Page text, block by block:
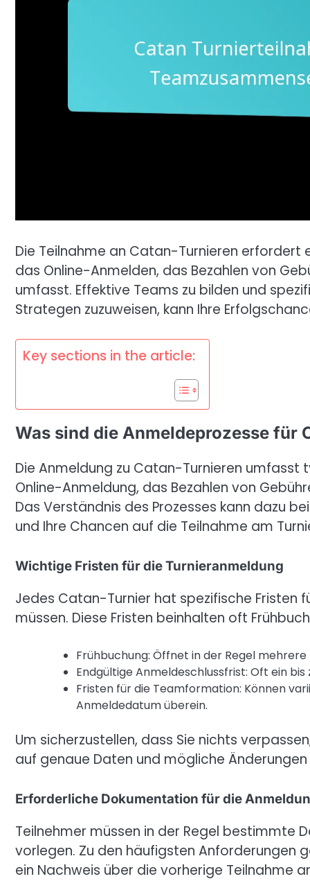
Die Teilnahme an Catan-Turnieren erfordert
das Online-Anmelden, das Bezahlen von
umfasst. Effektive Teams zu bilden und
Strategen zuzuweisen, kann Ihre
Key sections in the article:
Was sind die Anmeldeprozesse für
Die Anmeldung zu Catan-Turnieren
Online-Anmeldung, das Bezahlen von
Das Verständnis des Prozesses kann dazu
und Ihre Chancen auf die Teilnahme am
Wichtige Fristen für die Turnieranmeldung
Jedes Catan-Turnier hat spezifische Fristen
müssen. Diese Fristen beinhalten oft
Frühbuchung: Öffnet in der Regel
Endgültige Anmeldeschlussfrist: Oft ein
Fristen für die Teamformation: Können
Anmeldedatum überein.
Um sicherzustellen, dass Sie nichts
auf genaue Daten und mögliche
Erforderliche Dokumentation für die
Teilnehmer müssen in der Regel bestimmte
vorlegen. Zu den häufigsten Anforderungen
ein Nachweis über die vorherige Teilnahme